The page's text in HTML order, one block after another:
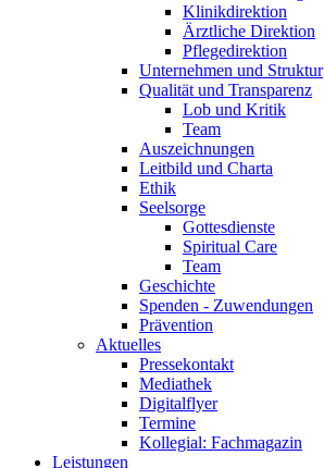
Klinikdirektion
Ärztliche Direktion
Pflegedirektion
Unternehmen und Struktur
Qualität und Transparenz
Lob und Kritik
Team
Auszeichnungen
Leitbild und Charta
Ethik
Seelsorge
Gottesdienste
Spiritual Care
Team
Geschichte
Spenden - Zuwendungen
Prävention
Aktuelles
Pressekontakt
Mediathek
Digitalflyer
Termine
Kollegial: Fachmagazin
Leistungen